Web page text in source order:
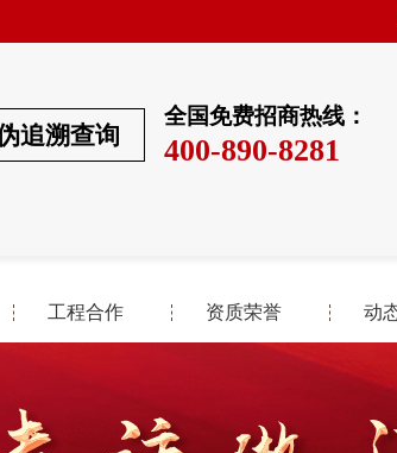
全国免费招商热线：
400-890-8281
追溯查询
工程合作 资质荣誉 动